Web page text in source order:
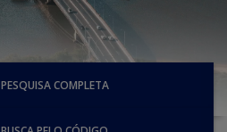
PESQUISA COMPLETA